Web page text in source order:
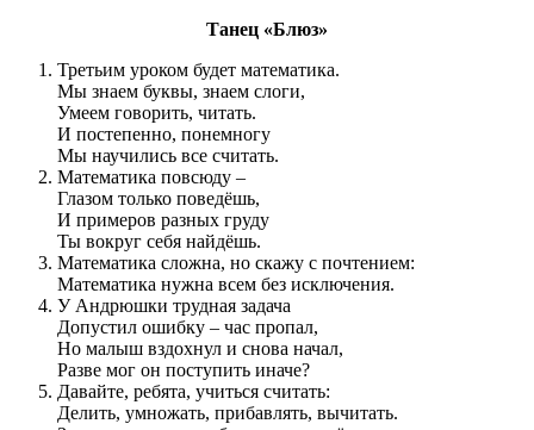
Танец «Блюз»
Третьим уроком будет математика.
Мы знаем буквы, знаем слоги,
Умеем говорить, читать.
И постепенно, понемногу
Мы научились все считать.
Математика повсюду –
Глазом только поведёшь,
И примеров разных груду
Ты вокруг себя найдёшь.
Математика сложна, но скажу с почтением:
Математика нужна всем без исключения.
У Андрюшки трудная задача
Допустил ошибку – час пропал,
Но малыш вздохнул и снова начал,
Разве мог он поступить иначе?
Давайте, ребята, учиться считать:
Делить, умножать, прибавлять, вычитать.